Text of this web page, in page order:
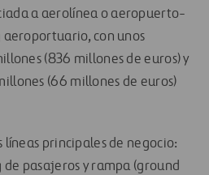
a aerolínea o aeropuerto-
aeroportuario, con unos
(836 millones de euros) y
(66 millones de euros)
líneas principales de negocio:
de pasajeros y rampa (ground